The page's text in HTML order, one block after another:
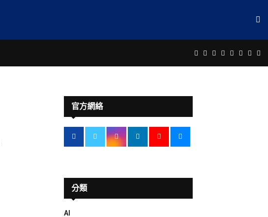
Facebook
TwitterInstagram
Linkedin
Youtube
Email
Rss
官方網絡
分類
AI